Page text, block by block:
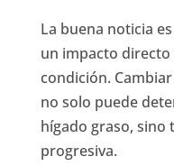
La buena noticia
un impacto
condición.
no solo puede
hígado graso,
progresiva.